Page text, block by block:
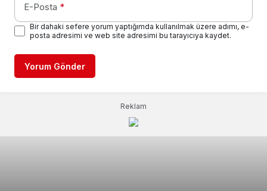
E-Posta *
Bir dahaki sefere yorum yaptığımda kullanılmak üzere adımı, e-
posta adresimi ve web site adresimi bu tarayıcıya kaydet.
Yorum Gönder
Reklam